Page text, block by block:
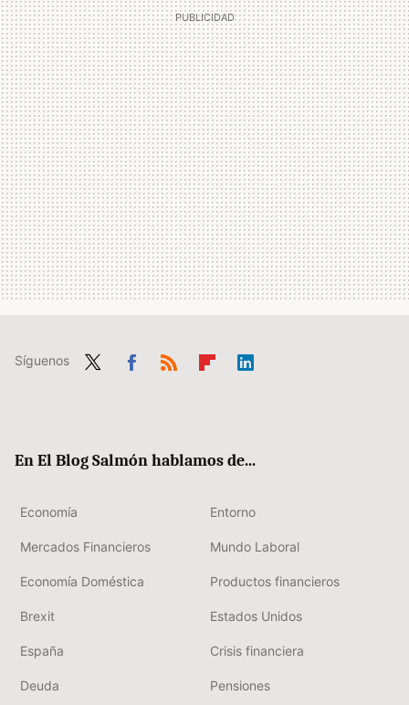
Síguenos
En El Blog Salmón hablamos de...
Economía Entorno
Mercados Financieros Mundo Laboral
Economía Doméstica Productos financieros
Brexit Estados Unidos
España Crisis financiera
Deuda Pensiones